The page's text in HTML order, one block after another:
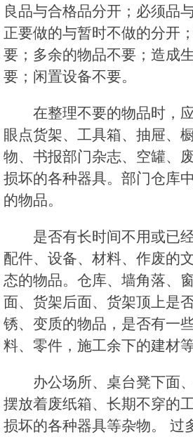
良品与合格品分开；必须品
正要做的与暂时不做的分开
要；多余的物品不要；造成
要；闲置设备不要。
在整理不要的物品时，
眼点货架、工具箱、抽屉、
物、书报部门杂志、空罐、
损坏的各种器具。部门仓库
的物品。
是否有长时间不用或已
配件、设备、材料、作废的
态的物品。仓库、墙角落、
面、货架后面、货架顶上是
锈、变质的物品，是否有一
料、零件，施工余下的建材等
办公场所、桌台凳下面
摆放着废纸箱、长期不穿的
损坏的各种器具等杂物。 过